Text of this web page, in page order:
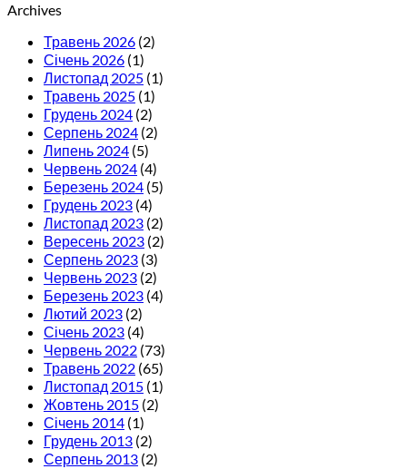
Archives
Травень 2026 (2)
Січень 2026 (1)
Листопад 2025 (1)
Травень 2025 (1)
Грудень 2024 (2)
Серпень 2024 (2)
Липень 2024 (5)
Червень 2024 (4)
Березень 2024 (5)
Грудень 2023 (4)
Листопад 2023 (2)
Вересень 2023 (2)
Серпень 2023 (3)
Червень 2023 (2)
Березень 2023 (4)
Лютий 2023 (2)
Січень 2023 (4)
Червень 2022 (73)
Травень 2022 (65)
Листопад 2015 (1)
Жовтень 2015 (2)
Січень 2014 (1)
Грудень 2013 (2)
Серпень 2013 (2)